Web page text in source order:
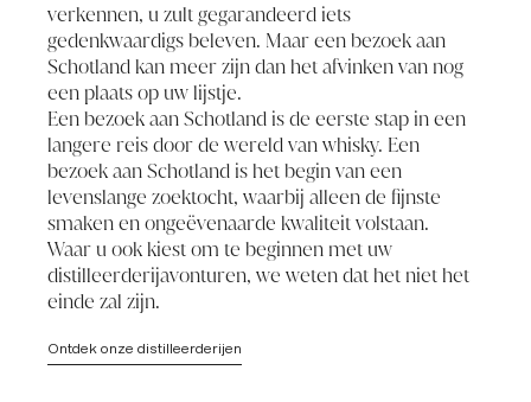
verkennen, u zult gegarandeerd iets
gedenkwaardigs beleven. Maar een bezoek aan
Schotland kan meer zijn dan het afvinken van nog
een plaats op uw lijstje.
Een bezoek aan Schotland is de eerste stap in een
langere reis door de wereld van whisky. Een
bezoek aan Schotland is het begin van een
levenslange zoektocht, waarbij alleen de fijnste
smaken en ongeëvenaarde kwaliteit volstaan.
Waar u ook kiest om te beginnen met uw
distilleerderijavonturen, we weten dat het niet het
einde zal zijn.
Ontdek onze distilleerderijen